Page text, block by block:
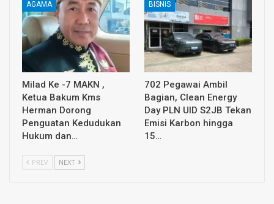
AGAMA
Milad Ke -7 MAKN ,
Ketua Bakum Kms
Herman Dorong
Penguatan Kedudukan
Hukum dan…
BISNIS
702 Pegawai Ambil
Bagian, Clean Energy
Day PLN UID S2JB Tekan
Emisi Karbon hingga
15…
PREV NEXT